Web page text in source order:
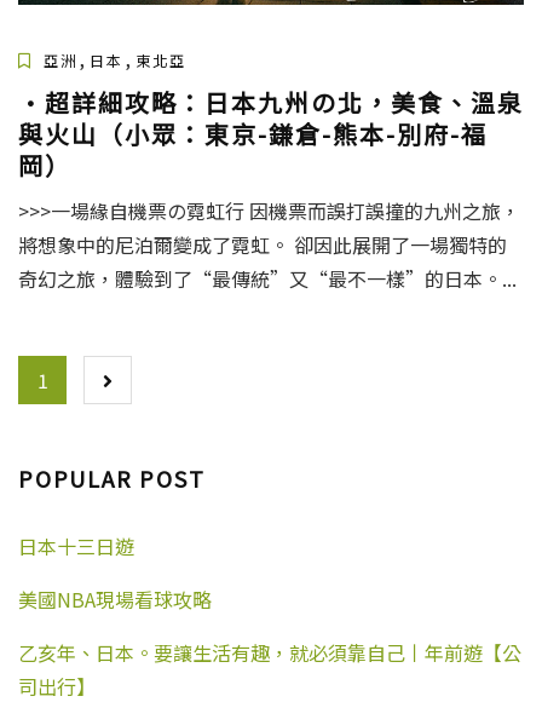
亞洲 , 日本 , 東北亞
·超詳細攻略：日本九州の北，美食、溫泉
與火山（小眾：東京-鎌倉-熊本-別府-福
岡）
>>>一場緣自機票の霓虹行 因機票而誤打誤撞的九州之旅，
將想象中的尼泊爾變成了霓虹。 卻因此展開了一場獨特的
奇幻之旅，體驗到了“最傳統”又“最不一樣”的日本。...
POSTS
1
POPULAR POST
日本十三日遊
美國NBA現場看球攻略
乙亥年、日本。要讓生活有趣，就必須靠自己丨年前遊【公
司出行】